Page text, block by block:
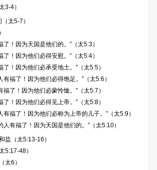
3-4）
太5-7）
了！因为天国是他们的。”（太5:3）
了！因为他们必得安慰。”（太5:4）
了！因为他们必承受地土。”（太5:5）
有福了！因为他们必得饱足。”（太5:6）
福了！因为他们必蒙怜恤。”（太5:7）
了！因为他们必得见上帝。”（太5:8）
有福了！因为他们必称为上帝的儿子。”（太5:9）
人有福了！因为天国是他们的。”（太5:10）
盐（太5:13-16）
5:17-48）
太6）